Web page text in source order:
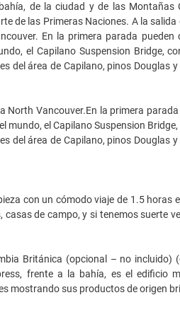
de la ciudad y de las
de las Primeras Naciones. A la
En la primera parada
el Capilano Suspension Bridge,
del área de Capilano, pinos
North Vancouver.En la primera
mundo, el Capilano Suspension
del área de Capilano, pinos
con un cómodo viaje de 1.5
de campo, y si tenemos suerte
Británica (opcional – no
frente a la bahía, es el
mostrando sus productos de origen